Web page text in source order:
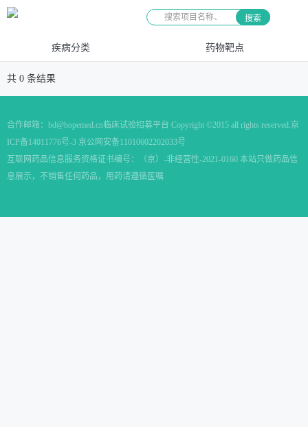
搜索
疾病分类 药物靶点
共 0 条结果
合作邮箱： bd@hopemed.cn临床试验招募平台 Copyright ©2015 all rights reserved.京
ICP备14011776号-3 京公网安备11010602202033号
互联网药品信息服务资格证书编号：（京）-非经营性-2021-0160 本站只做药品信
息展示，不销售任何药品，用药请遵循医嘱